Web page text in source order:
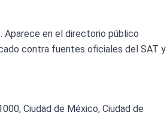
Aparece en el directorio público
contra fuentes oficiales del SAT y
Ciudad de México, Ciudad de